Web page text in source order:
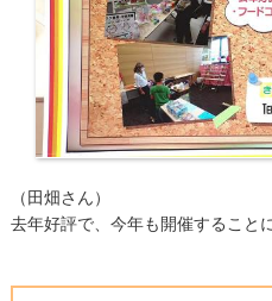
（田畑さん）
去年好評で、今年も開催すること